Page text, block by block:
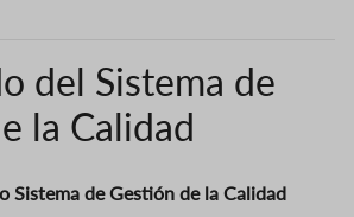
del Sistema de
la Calidad
Sistema de Gestión de la Calidad